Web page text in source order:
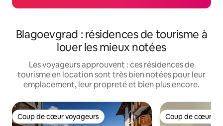
Blagoevgrad : résidences de tourisme à
louer les mieux notées
Les voyageurs approuvent : ces résidences de
tourisme en location sont très bien notées pour leur
emplacement, leur propreté et bien plus encore.
Coup de cœur voyageurs
Coup de cœur voyageurs Coup de cœur
Coup de cœur